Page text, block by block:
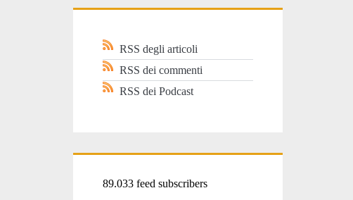
RSS degli articoli
RSS dei commenti
RSS dei Podcast
89.033 feed subscribers